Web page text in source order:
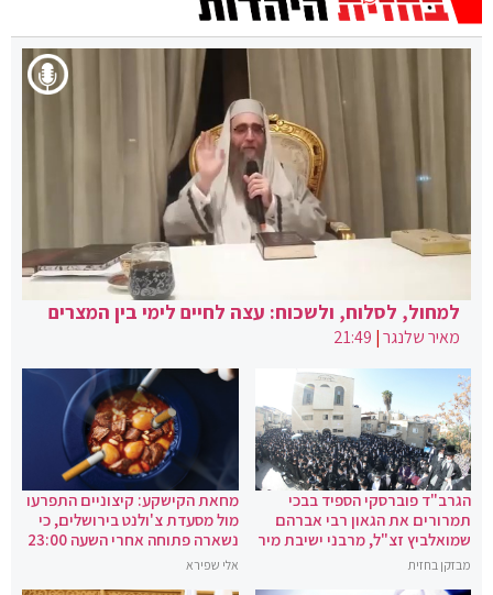
למחול, לסלוח, ולשכוח: עצה לחיים לימי בין המצרים
מאיר שלנגר|
21:49
הגרב"ד פוברסקי הספיד בבכי
תמרורים את הגאון רבי אברהם
שמואלביץ זצ"ל, מרבני ישיבת מיר
מבזקן בחזית
מחאת הקישקע: קיצוניים התפרעו
מול מסעדת צ'ולנט בירושלים, כי
נשארה פתוחה אחרי השעה 23:00
אלי שפירא